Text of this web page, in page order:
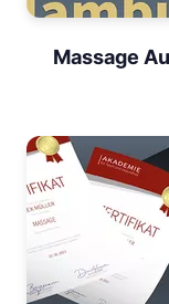
Massage